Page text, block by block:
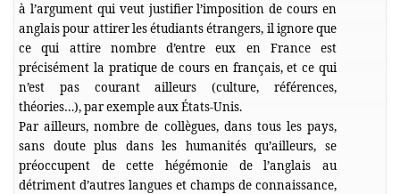
à l’argument qui veut justifier l’imposition de cours en
anglais pour attirer les étudiants étrangers, il ignore que
ce qui attire nombre d’entre eux en France est
précisément la pratique de cours en français, et ce qui
n’est pas courant ailleurs (culture, références,
théories…), par exemple aux États-Unis.
Par ailleurs, nombre de collègues, dans tous les pays,
sans doute plus dans les humanités qu’ailleurs, se
préoccupent de cette hégémonie de l’anglais au
détriment d’autres langues et champs de connaissance,